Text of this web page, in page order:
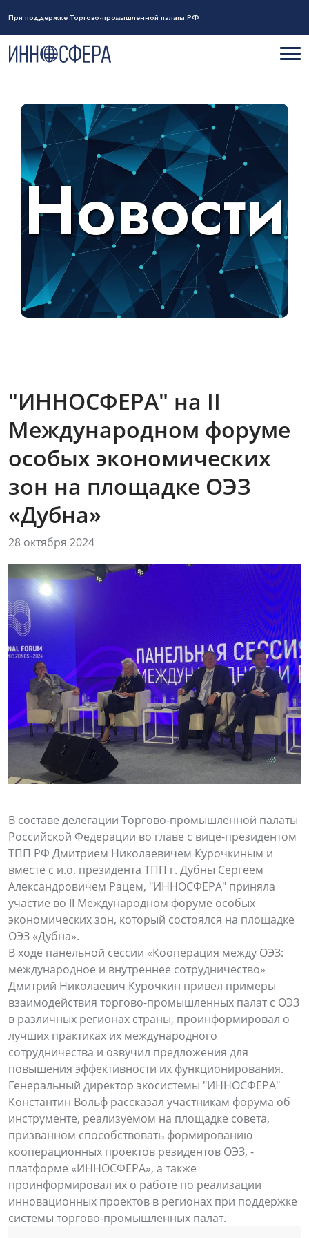
При поддержке Торгово-промышленной палаты РФ
Новости
"ИННОСФЕРА" на II
Международном форуме
особых экономических
зон на площадке ОЭЗ
«Дубна»
28 октября 2024
В составе делегации Торгово-промышленной палаты
Российской Федерации во главе с вице-президентом
ТПП РФ Дмитрием Николаевичем Курочкиным и
вместе с и.о. президента ТПП г. Дубны Сергеем
Александровичем Рацем, "ИННОСФЕРА" приняла
участие во II Международном форуме особых
экономических зон, который состоялся на площадке
ОЭЗ «Дубна».
В ходе панельной сессии «Кооперация между ОЭЗ:
международное и внутреннее сотрудничество»
Дмитрий Николаевич Курочкин привел примеры
взаимодействия торгово-промышленных палат с ОЭЗ
в различных регионах страны, проинформировал о
лучших практиках их международного
сотрудничества и озвучил предложения для
повышения эффективности их функционирования.
Генеральный директор экосистемы "ИННОСФЕРА"
Константин Вольф рассказал участникам форума об
инструменте, реализуемом на площадке совета,
призванном способствовать формированию
кооперационных проектов резидентов ОЭЗ, -
платформе «ИННОСФЕРА», а также
проинформировал их о работе по реализации
инновационных проектов в регионах при поддержке
системы торгово-промышленных палат.